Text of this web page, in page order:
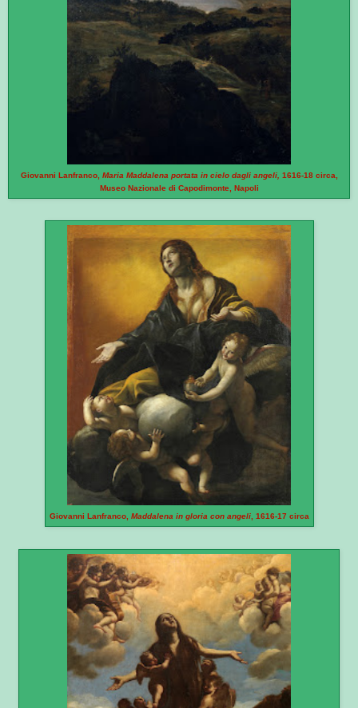
Giovanni Lanfranco, Maria Maddalena portata in cielo dagli angeli, 1616-18 circa,
Museo Nazionale di Capodimonte, Napoli
Giovanni Lanfranco, Maddalena in gloria con angeli, 1616-17 circa